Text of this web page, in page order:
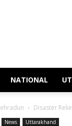
NATIONAL
Disaster Relief
News Uttarakhand